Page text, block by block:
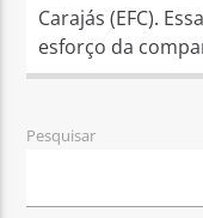
Carajás (EFC).
esforço da
Pesquisar